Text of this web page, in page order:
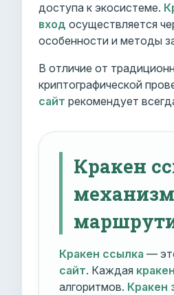
доступа к экосистеме.
вход осуществляется
особенности и методы
В отличие от
криптографической
сайт рекомендует
Кракен
Кракен ссылка —
сайт. Каждая
алгоритмов. Кракен